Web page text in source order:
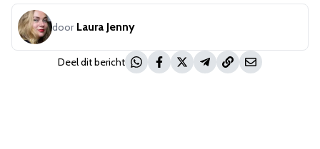
door Laura Jenny
Deel dit bericht